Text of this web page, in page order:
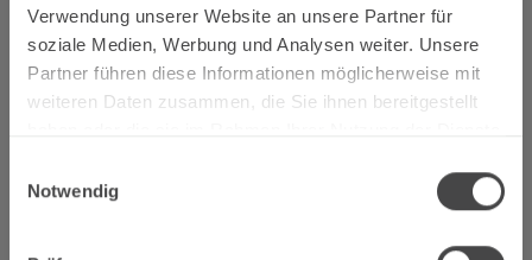
Verwendung unserer Website an unsere Partner für
soziale Medien, Werbung und Analysen weiter. Unsere
Partner führen diese Informationen möglicherweise mit
weiteren Daten zusammen, die Sie ihnen bereitgestellt
Notwendig
Schiefergebirge, damals noch Teil eines die halbe Erde
umspannenden Gebirgszuges.
sich hob, wurde das ursprünglich breite und geradlinige
mäandrierende Flusslauf, der sich bildete, prägte die